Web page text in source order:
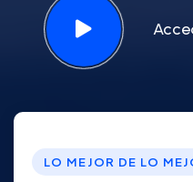
LO MEJOR DE LO